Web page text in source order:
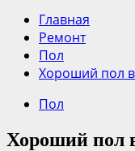
Главная
Ремонт
Пол
Хороший пол
Пол
Хороший пол